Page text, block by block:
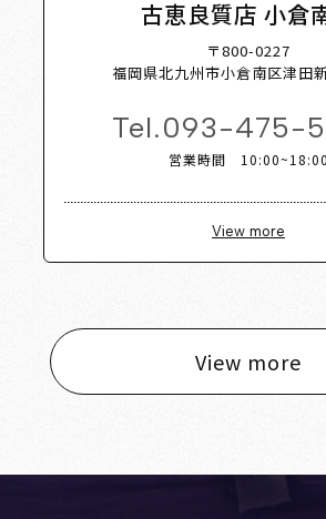
古恵良質店 小倉
〒800-0227
福岡県北九州市小倉南区津田
Tel.093-475-
営業時間 10:00~18:00
View more
View more